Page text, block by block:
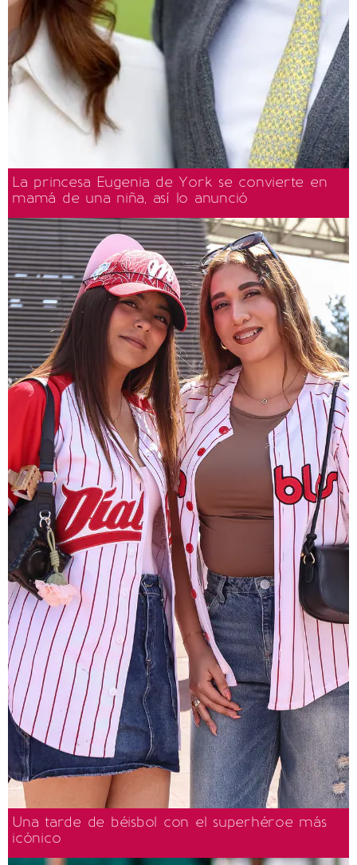
La princesa Eugenia de York se convierte en
mamá de una niña, así lo anunció
Una tarde de béisbol con el superhéroe más
icónico